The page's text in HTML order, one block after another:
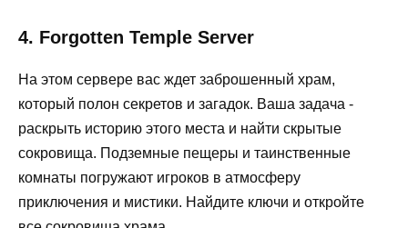
4. Forgotten Temple Server
На этом сервере вас ждет заброшенный храм,
который полон секретов и загадок. Ваша задача -
раскрыть историю этого места и найти скрытые
сокровища. Подземные пещеры и таинственные
комнаты погружают игроков в атмосферу
приключения и мистики. Найдите ключи и откройте